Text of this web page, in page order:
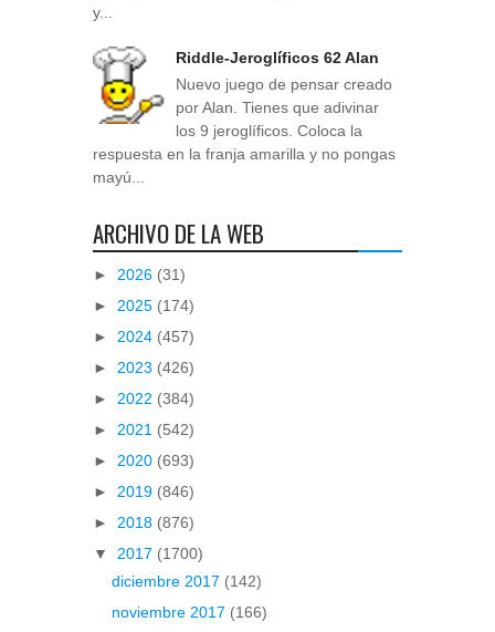
y...
Riddle-Jeroglíficos 62 Alan
Nuevo juego de pensar creado
por Alan. Tienes que adivinar
los 9 jeroglíficos. Coloca la
respuesta en la franja amarilla y no pongas
mayú...
ARCHIVO DE LA WEB
► 2026 (31)
► 2025 (174)
► 2024 (457)
► 2023 (426)
► 2022 (384)
► 2021 (542)
► 2020 (693)
► 2019 (846)
► 2018 (876)
▼ 2017 (1700)
diciembre 2017 (142)
noviembre 2017 (166)